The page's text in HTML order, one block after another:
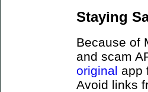
Staying
Because of
and scam
original app
Avoid links